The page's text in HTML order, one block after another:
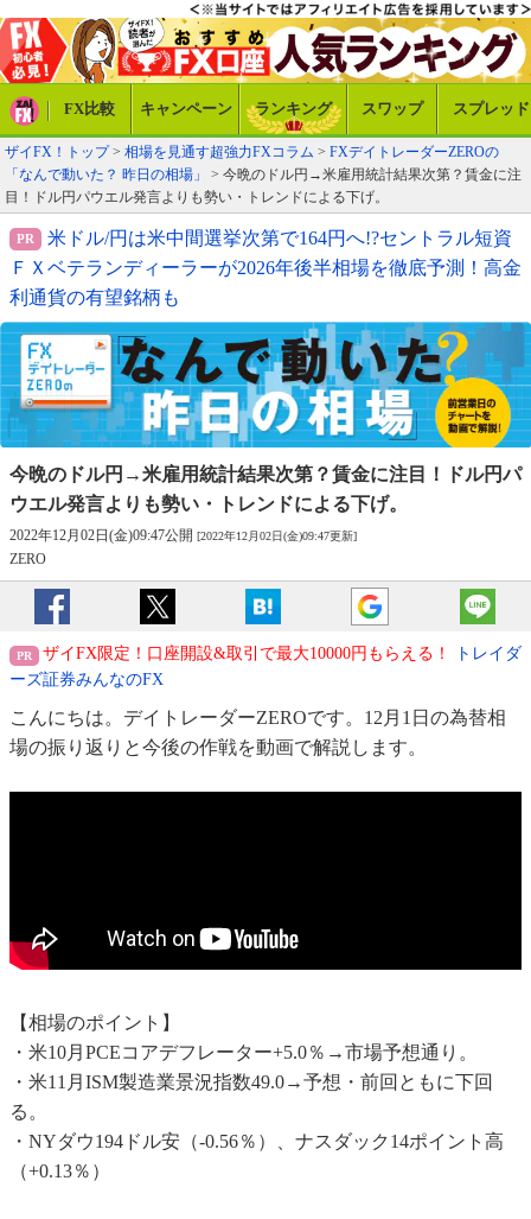
FX比較 キャンペーン ランキング スワップ スプレッド
ザイFX！トップ> 相場を見通す超強力FXコラム > FXデイトレーダーZEROの
「なんで動いた？ 昨日の相場」
> 今晩のドル円→米雇用統計結果次第？賃金に注
目！ドル円パウエル発言よりも勢い・トレンドによる下げ。
米ドル/円は米中間選挙次第で164円へ!?セントラル短資
ＦＸベテランディーラーが2026年後半相場を徹底予測！高金
利通貨の有望銘柄も
今晩のドル円→米雇用統計結果次第？賃金に注目！
ドル円パ
ウエル発言よりも勢い・トレンドによる下げ。
2022年12月02日(金)09:47公開 [2022年12月02日(金)09:47更新]
ZERO
ザイFX限定！口座開設&取引で最大10000円もらえる！
トレイダ
ーズ証券みんなのFX
こんにちは。デイトレーダーZEROです。12月1日の為替相
場の振り返りと今後の作戦を動画で解説します。
【相場のポイント】
・米10月PCEコアデフレーター+5.0％→市場予想通り。
・米11月ISM製造業景況指数49.0→予想・前回ともに下回
る。
・NYダウ194ドル安（-0.56％）、ナスダック14ポイント高
（+0.13％）